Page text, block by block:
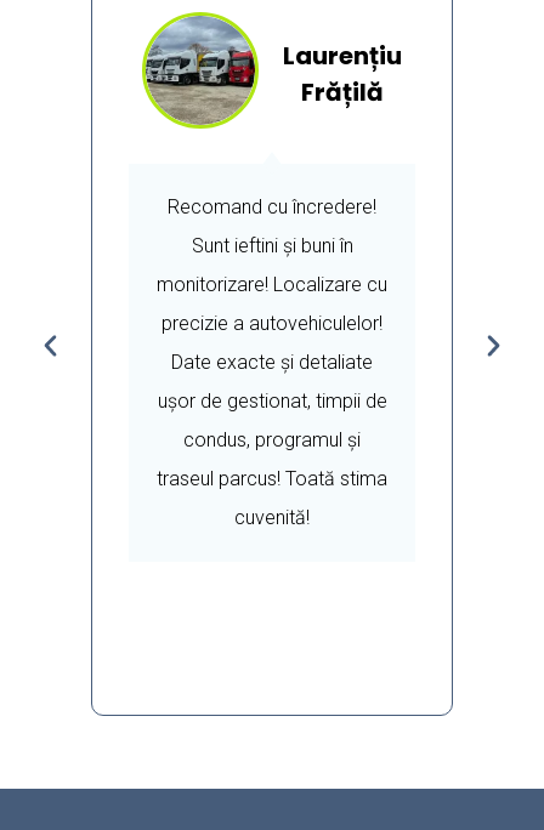
Recomand cu încredere!
Sunt ieftini și buni în
monitorizare! Localizare cu
precizie a autovehiculelor!
Date exacte și detaliate
ușor de gestionat, timpii de
condus, programul și
traseul parcus! Toată stima
cuvenită!
Laurențiu
Frățilă